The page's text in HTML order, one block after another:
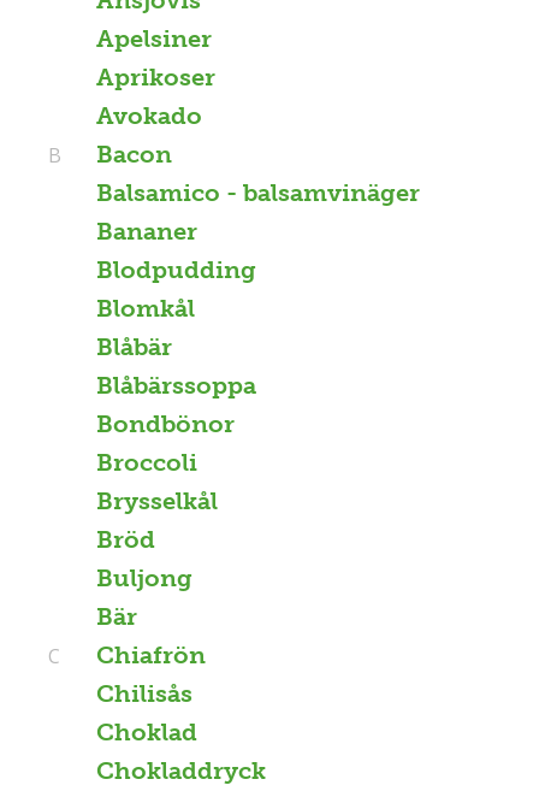
Apelsiner
Aprikoser
Avokado
Bacon
B
Balsamico - balsamvinäger
Bananer
Blodpudding
Blomkål
Blåbär
Blåbärssoppa
Bondbönor
Broccoli
Brysselkål
Bröd
Buljong
Bär
Chiafrön
C
Chilisås
Choklad
Chokladdryck